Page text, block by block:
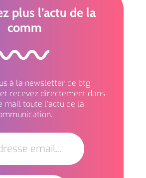
plus l’actu de la
comm
à la newsletter de btg
recevez directement dans
mail toute l’actu de la